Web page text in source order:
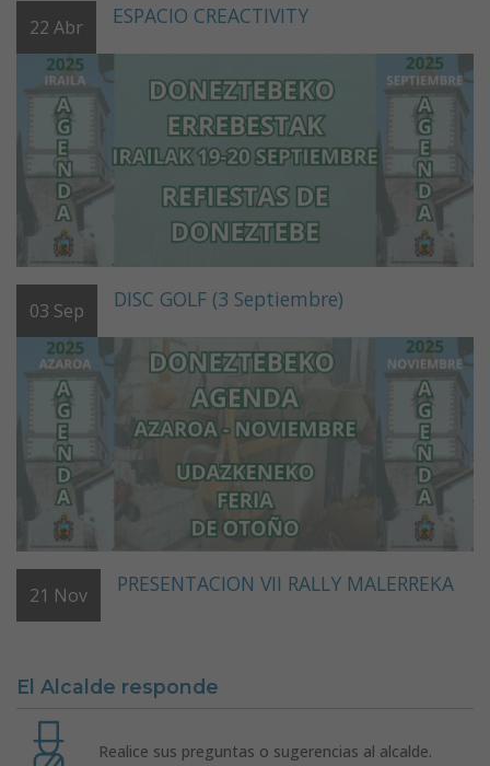
22 Abr ESPACIO CREACTIVITY
03 Sep DISC GOLF (3 Septiembre)
21 Nov PRESENTACION VII RALLY MALERREKA
El Alcalde responde
Realice sus preguntas o sugerencias al alcalde.